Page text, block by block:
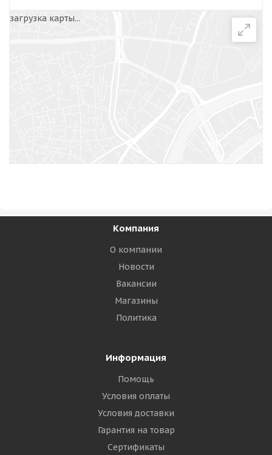
загрузка карты...
Компания
О компании
Новости
Вакансии
Магазины
Политика
Информация
Помощь
Условия оплаты
Условия доставки
Гарантия на товар
Сертификаты